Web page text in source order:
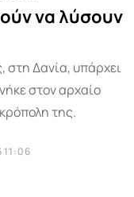
να λύσουν
στη Δανία, υπάρχει
στον αρχαίο
της.
11:06